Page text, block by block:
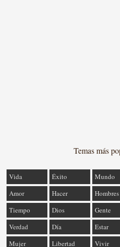
Temas más
Vida Éxito Mundo
Amor
Hacer Hombres
Tiempo
Dios Gente
Verdad
Día Estar
Mujer
Libertad Vivir